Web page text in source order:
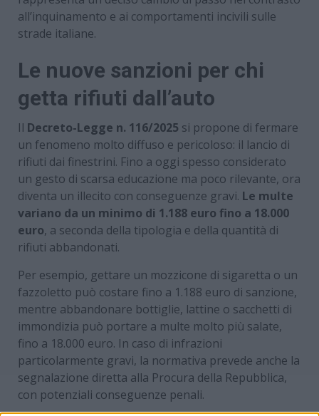
all’inquinamento e ai comportamenti incivili sulle
strade italiane.
Le nuove sanzioni per chi
getta rifiuti dall’auto
Il Decreto-Legge n. 116/2025 si propone di fermare
un fenomeno molto diffuso e pericoloso: il lancio di
rifiuti dai finestrini. Fino a oggi spesso considerato
un gesto di scarsa educazione ma poco rilevante, ora
diventa un illecito con conseguenze gravi. Le multe
variano da un minimo di 1.188 euro fino a 18.000
euro, a seconda della tipologia e della quantità di
rifiuti abbandonati.
Per esempio, gettare un mozzicone di sigaretta o un
fazzoletto può costare fino a 1.188 euro di sanzione,
mentre abbandonare bottiglie, lattine o sacchetti di
immondizia può portare a multe molto più salate,
fino a 18.000 euro. In caso di infrazioni
particolarmente gravi, la normativa prevede anche la
segnalazione diretta alla Procura della Repubblica,
con potenziali conseguenze penali.